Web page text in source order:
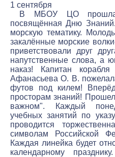
1 сентября
В МБОУ ЦО прошла
посвящённая Дню
морскую тематику.
закалённые морские
приветствовали друг
напутственные слова, а
наказ! Капитан
Афанасьева О. В.
футов под килем!
просторам знаний!
важном". Каждый
учебных занятий по
проводится
символам Российской
Каждая линейка будет
календарному